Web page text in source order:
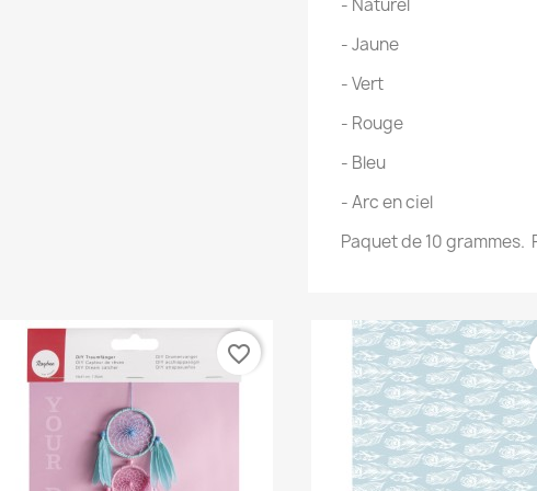
- Jaune
- Vert
- Rouge
- Bleu
- Arc en ciel
Paquet de 10 grammes.
favorite_border